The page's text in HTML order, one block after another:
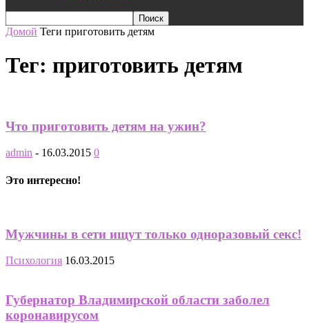
Домой Теги приготовить детям
Тег: приготовить детям
Что приготовить детям на ужин?
admin - 16.03.2015 0
Это интересно!
Мужчины в сети ищут только одноразовый секс!
Психология 16.03.2015
Губернатор Владимирской области заболел
коронавирусом